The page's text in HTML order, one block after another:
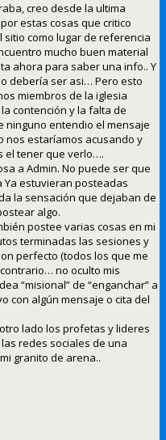
creo desde la ultima
estas cosas que critico
sitio como lugar de referencia
mucho buen material
ahora para saber una info.. Y
debería ser asi… Pero esto
miembros de la iglesia
contención y la falta de
ninguno entendio el mensaje
nos estaríamos acusando y
el tener que verlo….
a Admin. No puede ser que
estuvieran posteadas
la sensación que dejaban de
algo.
postee varias cosas en mi
terminadas las sesiones y
perfecto (todos los que me
no oculto mis
“misional” de “enganchar” a
con algún mensaje o cita del
lado los profetas y lideres
redes sociales de una
granito de arena..